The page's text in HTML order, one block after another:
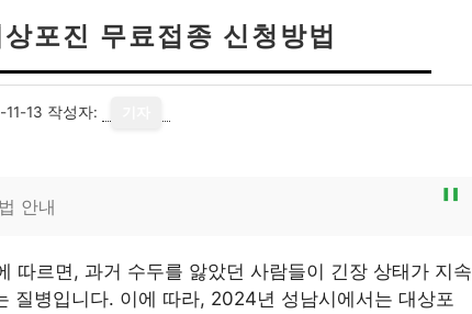
포진 무료접종 신청방법
13 작성자:
안내
따르면, 과거 수두를 앓았던 사람들이 긴장 상태가 지속
질병입니다. 이에 따라, 2024년 성남시에서는 대상포